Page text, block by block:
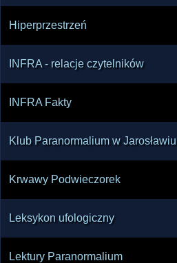
Hiperprzestrzeń
INFRA - relacje czytelników
INFRA Fakty
Klub Paranormalium w Jarosławiu
Krwawy Podwieczorek
Leksykon ufologiczny
Lektury Paranormalium